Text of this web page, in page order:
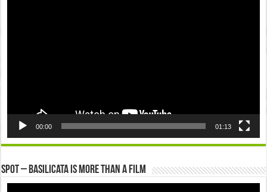
00:00 01:13
Spot – Basilicata is more than a Film